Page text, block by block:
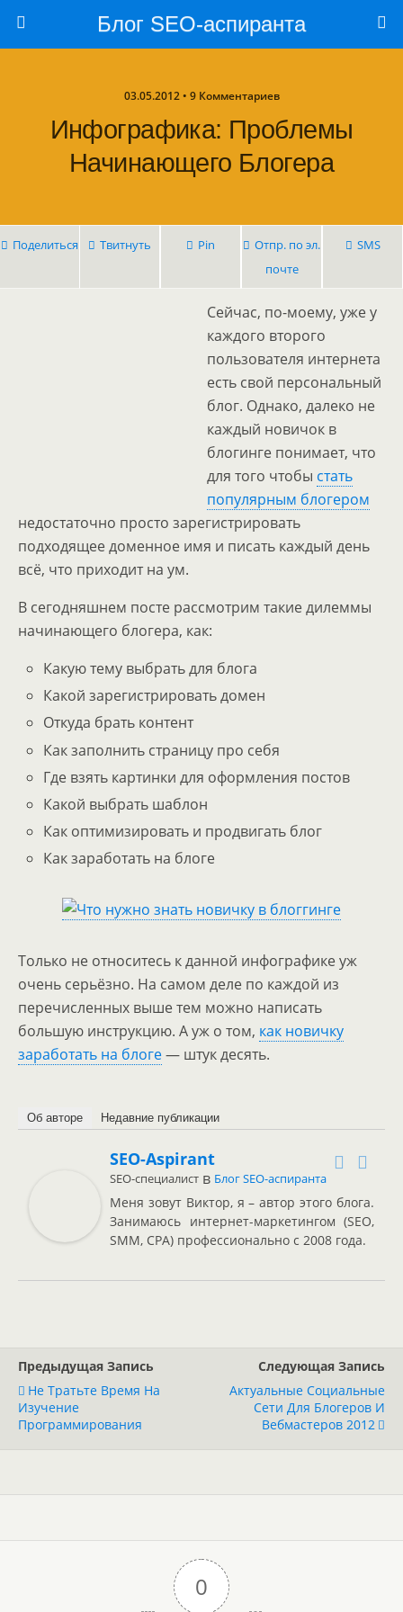
Блог SEO-аспиранта
03.05.2012 • 9 Комментариев
Инфографика: Проблемы
Начинающего Блогера
Поделиться Твитнуть Pin
Отпр. по эл.
почте
SMS
Сейчас, по-моему, уже у
каждого второго
пользователя интернета
есть свой персональный
блог. Однако, далеко не
каждый новичок в
блогинге понимает, что
для того чтобы стать
популярным блогером
недостаточно просто зарегистрировать
подходящее доменное имя и писать каждый день
всё, что приходит на ум.
В сегодняшнем посте рассмотрим такие дилеммы
начинающего блогера, как:
Какую тему выбрать для блога
Какой зарегистрировать домен
Откуда брать контент
Как заполнить страницу про себя
Где взять картинки для оформления постов
Какой выбрать шаблон
Как оптимизировать и продвигать блог
Как заработать на блоге
Только не относитесь к данной инфографике уж
очень серьёзно. На самом деле по каждой из
перечисленных выше тем можно написать
большую инструкцию. А уж о том, как новичку
заработать на блоге— штук десять.
Об авторе Недавние публикации
SEO-Aspirant
SEO-специалист в Блог SEO-аспиранта
Меня зовут Виктор, я – автор этого блога.
Занимаюсь интернет-маркетингом (SEO,
SMM, CPA) профессионально с 2008 года.
Предыдущая Запись
Не Тратьте Время На
Изучение
Программирования
Следующая Запись
Актуальные Социальные
Сети Для Блогеров И
Вебмастеров 2012
0